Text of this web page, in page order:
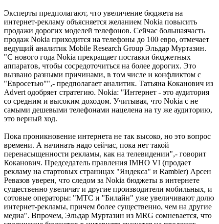
Эксперты предполагают, что увеличение бюджета на
интернет-рекламу объясняется желанием Nokia повысить
продажи дорогих моделей телефонов. Сейчас большаячасть
продаж Nokia приходится на телефоны до 100 евро, отмечает
ведущий аналитик Mobile Research Group Эльдар Муртазин.
"С нового года Nokia прекращает поставки бюджетных
аппаратов, чтобы сосредоточиться на более дорогих. Это
вызвано разными причинами, в том числе и конфликтом с
"Евросетью"",- предполагает аналитик. Татьяна Коканович из
Advert одобряет стратегию. Nokia: "Интернет - это аудитория
со средним и высоким доходом. Учитывая, что Nokia с не
самыми дешевыми телефонами нацелена на ту же аудиторию,
это верный ход.
Пока проникновение интернета не так высоко, но это вопрос
времени. А начинать надо сейчас, пока нет такой
перенасыщенности рекламы, как на телевидении",- говорит
Коканович. Председатель правления IMHO VI (продает
рекламу на стартовых страницах "Яндекса" и Rambler) Арсен
Ревазов уверен, что следом за Nokia бюджеты в интернете
существенно увеличат и другие производители мобильных, и
сотовые операторы: "МТС и "Билайн" уже увеличивают долю
интернет-рекламы, причем более существенно, чем на другие
медиа". Впрочем, Эльдар Муртазин из MRG сомневается, что